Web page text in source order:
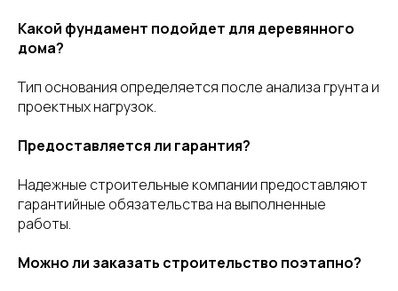
Какой фундамент подойдет для деревянного
дома?
Тип основания определяется после анализа грунта и
проектных нагрузок.
Предоставляется ли гарантия?
Надежные строительные компании предоставляют
гарантийные обязательства на выполненные
работы.
Можно ли заказать строительство поэтапно?